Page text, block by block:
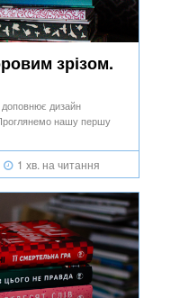
зрізом.
доповнює дизайн
нашу першу
1 хв. на читання